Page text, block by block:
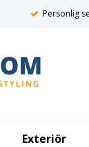
Personlig
Exteriör